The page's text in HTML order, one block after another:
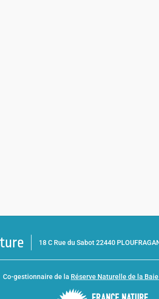
18 C Rue du Sabot 22440
Co-gestionnaire de la Réserve Naturelle de la